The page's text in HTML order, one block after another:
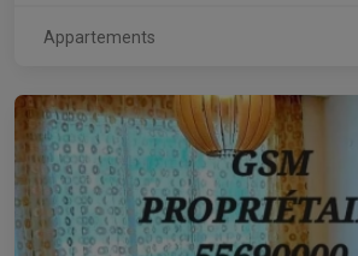
Appartements